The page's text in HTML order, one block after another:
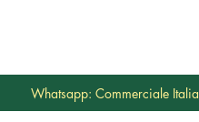
Whatsapp: Commerciale Italia